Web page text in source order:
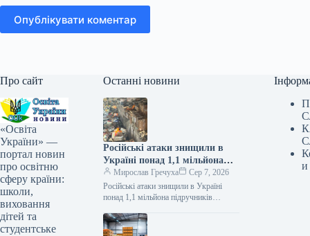
Опублікувати коментар
Про сайт
«Освіта
України» —
портал новин
про освітню
сферу країни:
школи,
виховання
дітей та
студентське
Останні новини
Російські атаки знищили в
Україні понад 1,1 мільйона
підручників
Мирослав Гречуха
Сер 7, 2026
Російські атаки знищили в Україні
понад 1,1 мільйона підручників
російські атаки знищено понад 1,1 млн
українських…
и